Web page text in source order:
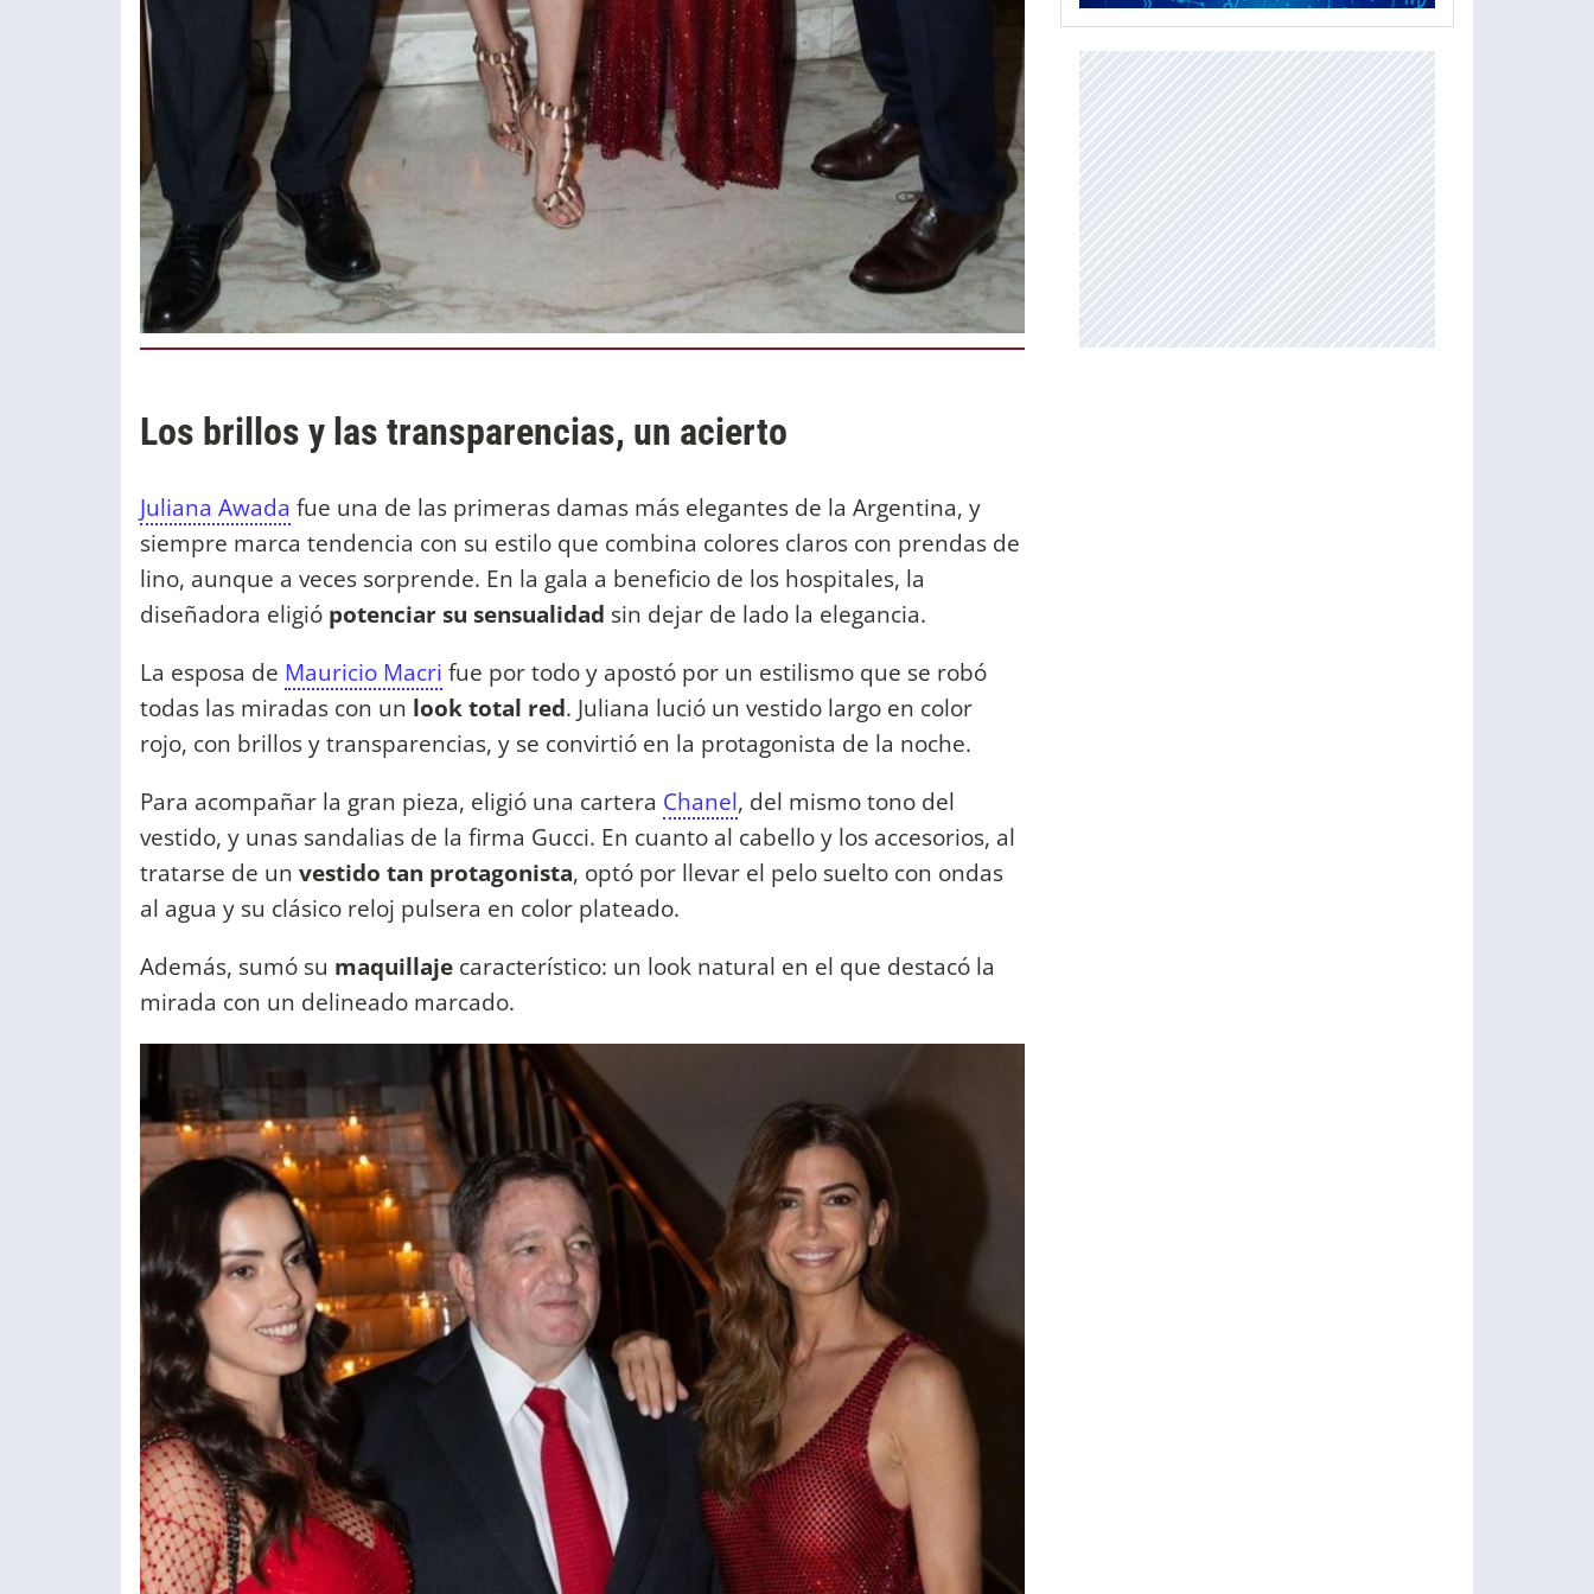
Los brillos y las transparencias, un acierto
Juliana Awada fue una de las primeras damas más elegantes de la Argentina, y
siempre marca tendencia con su estilo que combina colores claros con prendas de
lino, aunque a veces sorprende. En la gala a beneficio de los hospitales, la
diseñadora eligió potenciar su sensualidad sin dejar de lado la elegancia.
La esposa de Mauricio Macri fue por todo y apostó por un estilismo que se robó
todas las miradas con un look total red. Juliana lució un vestido largo en color
rojo, con brillos y transparencias, y se convirtió en la protagonista de la noche.
Para acompañar la gran pieza, eligió una cartera Chanel, del mismo tono del
vestido, y unas sandalias de la firma Gucci. En cuanto al cabello y los accesorios, al
tratarse de un vestido tan protagonista, optó por llevar el pelo suelto con ondas
al agua y su clásico reloj pulsera en color plateado.
Además, sumó su maquillaje característico: un look natural en el que destacó la
mirada con un delineado marcado.